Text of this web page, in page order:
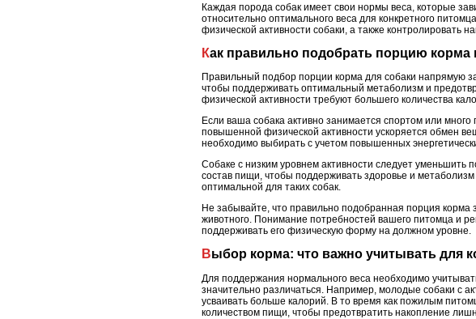
Каждая порода собак имеет свои нормы веса, которые
относительно оптимального веса для конкретного
физической активности собаки, а также контролировать
Как правильно подобрать порцию корма
Правильный подбор порции корма для собаки напрямую
чтобы поддерживать оптимальный метаболизм и
физической активности требуют большего количества
Если ваша собака активно занимается спортом или
повышенной физической активности ускоряется обмен
необходимо выбирать с учетом повышенных
Собаке с низким уровнем активности следует
состав пищи, чтобы поддерживать здоровье и
оптимальной для таких собак.
Не забывайте, что правильно подобранная порция корма
животного. Понимание потребностей вашего питомца и
поддерживать его физическую форму на должном уровне.
Выбор корма: что важно учитывать для
Для поддержания нормального веса необходимо
значительно различаться. Например, молодые собаки с
усваивать больше калорий. В то время как пожилым
количеством пищи, чтобы предотвратить накопление